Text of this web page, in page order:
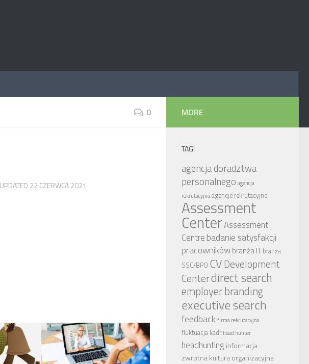
0
22 CZERWCA 2021
MORE
TAGI
agencja doradztwa
personalnego agencja
rekrutacyjnaagencje rekrutacyjne
Assessment
CenterAssessment
Centre badanie satysfakcji
pracownikówbranża IT branża
SSC/BPO CV Development
Centerdirect search
employer branding
executive search
feedback firma rekrutacyjna
fluktuacja kadr head hunter
headhunting informacja
zwrotnakultura organizacyjna